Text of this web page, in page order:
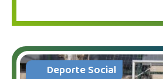
Deporte Social